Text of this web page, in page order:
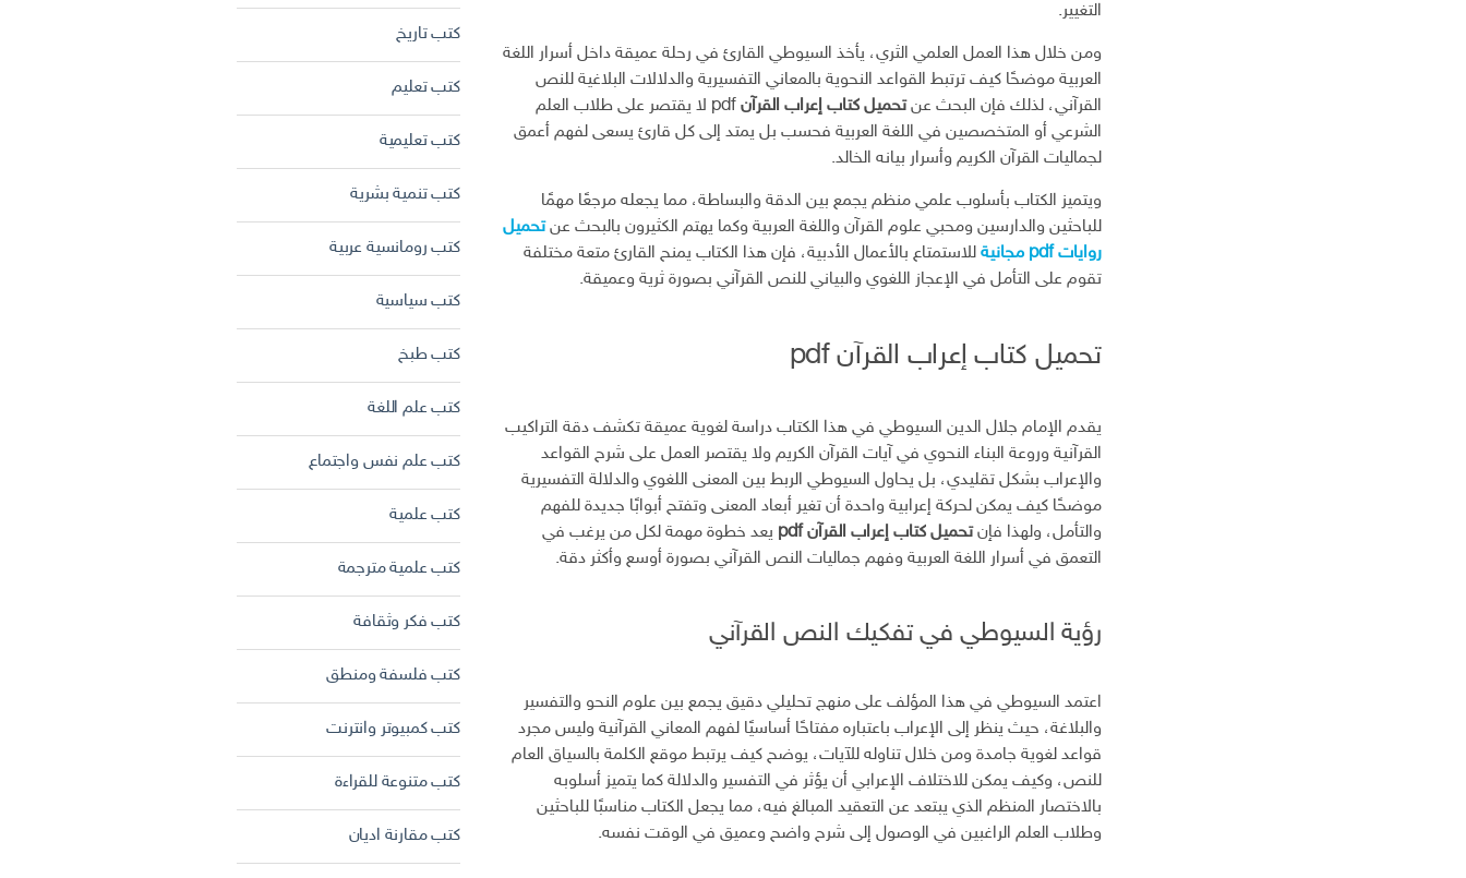
التغيير.
ومن خلال هذا العمل العلمي الثري، يأخذ السيوطي القارئ في رحلة عميقة داخل أسرار اللغة
العربية موضحًا كيف ترتبط القواعد النحوية بالمعاني التفسيرية والدلالات البلاغية للنص
القرآني، لذلك فإن البحث عنتحميل كتاب إعراب القرآن
pdf لا يقتصر على طلاب العلم
الشرعي أو المتخصصين في اللغة العربية فحسب بل يمتد إلى كل قارئ يسعى لفهم أعمق
لجماليات القرآن الكريم وأسرار بيانه الخالد.
ويتميز الكتاب بأسلوب علمي منظم يجمع بين الدقة والبساطة، مما يجعله مرجعًا مهمًا
للباحثين والدارسين ومحبي علوم القرآن واللغة العربية وكما يهتم الكثيرون بالبحث عنتحميل
روايات pdf مجانية
للاستمتاع بالأعمال الأدبية، فإن هذا الكتاب يمنح القارئ متعة مختلفة
تقوم على التأمل في الإعجاز اللغوي والبياني للنص القرآني بصورة ثرية وعميقة.
تحميل كتاب إعراب القرآن pdf
يقدم الإمام جلال الدين السيوطي في هذا الكتاب دراسة لغوية عميقة تكشف دقة التراكيب
القرآنية وروعة البناء النحوي في آيات القرآن الكريم ولا يقتصر العمل على شرح القواعد
والإعراب بشكل تقليدي، بل يحاول السيوطي الربط بين المعنى اللغوي والدلالة التفسيرية
موضحًا كيف يمكن لحركة إعرابية واحدة أن تغير أبعاد المعنى وتفتح أبوابًا جديدة للفهم
والتأمل، ولهذا فإنتحميل كتاب إعراب القرآن pdf
يعد خطوة مهمة لكل من يرغب في
التعمق في أسرار اللغة العربية وفهم جماليات النص القرآني بصورة أوسع وأكثر دقة.
رؤية السيوطي في تفكيك النص القرآني
اعتمد السيوطي في هذا المؤلف على منهج تحليلي دقيق يجمع بين علوم النحو والتفسير
والبلاغة، حيث ينظر إلى الإعراب باعتباره مفتاحًا أساسيًا لفهم المعاني القرآنية وليس مجرد
قواعد لغوية جامدة ومن خلال تناوله للآيات، يوضح كيف يرتبط موقع الكلمة بالسياق العام
للنص، وكيف يمكن للاختلاف الإعرابي أن يؤثر في التفسير والدلالة كما يتميز أسلوبه
بالاختصار المنظم الذي يبتعد عن التعقيد المبالغ فيه، مما يجعل الكتاب مناسبًا للباحثين
وطلاب العلم الراغبين في الوصول إلى شرح واضح وعميق في الوقت نفسه.
كتب تاريخ
كتب تعليم
كتب تعليمية
كتب تنمية بشرية
كتب رومانسية عربية
كتب سياسية
كتب طبخ
كتب علم اللغة
كتب علم نفس واجتماع
كتب علمية
كتب علمية مترجمة
كتب فكر وثقافة
كتب فلسفة ومنطق
كتب كمبيوتر وانترنت
كتب متنوعة للقراءة
كتب مقارنة اديان